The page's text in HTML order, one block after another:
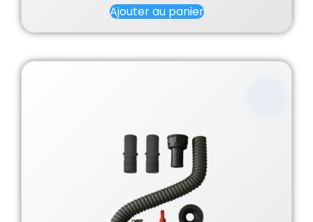
Ajouter au panier